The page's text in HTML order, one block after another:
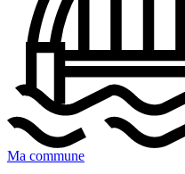
Ma commune